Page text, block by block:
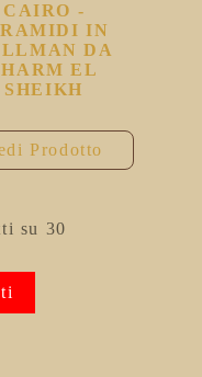
CAIRO -
IN
DA
EL
SHEIKH
Prodotto
su 30